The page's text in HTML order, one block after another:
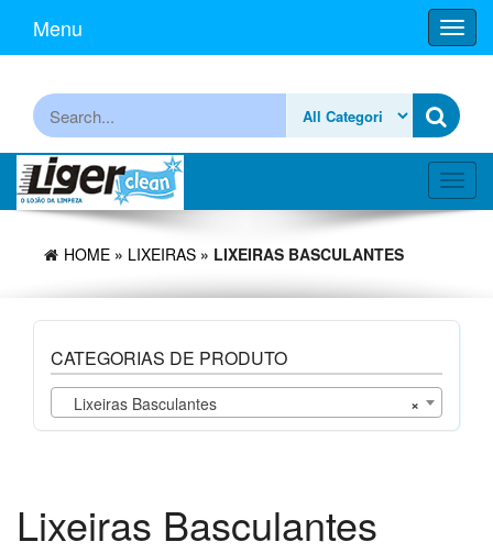
the
Menu
HOME » LIXEIRAS » LIXEIRAS BASCULANTES
CATEGORIAS DE PRODUTO
×
Lixeiras Basculantes
Lixeiras Basculantes